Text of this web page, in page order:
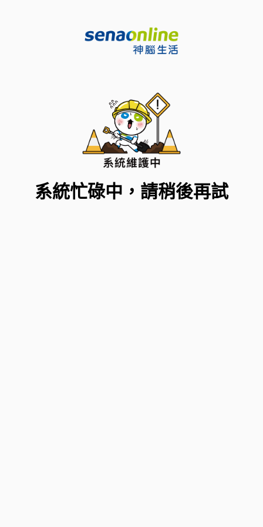
系統忙碌中，請稍後再試